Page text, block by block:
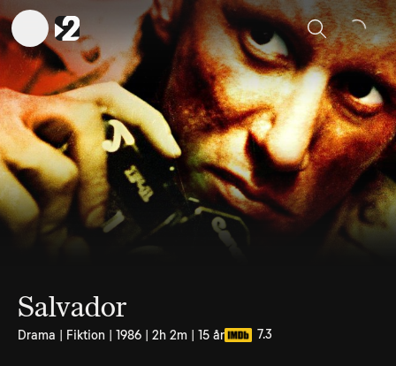
Sök
Salvador
Drama | Fiktion | 1986 | 2h 2m | 15 år 7.3